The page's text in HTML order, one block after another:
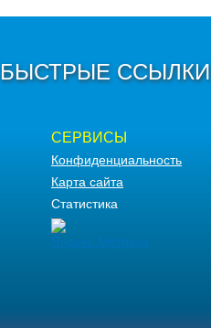
БЫСТРЫЕ ССЫЛКИ
СЕРВИСЫ
Конфиденциальность
Карта сайта
Статистика